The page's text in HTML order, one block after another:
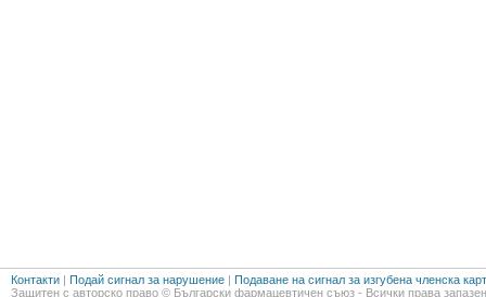
Контакти | Подай сигнал за нарушение | Подаване на сигнал за изгубена членска
Защитен с авторско право © Български фармацевтичен съюз - Всички права